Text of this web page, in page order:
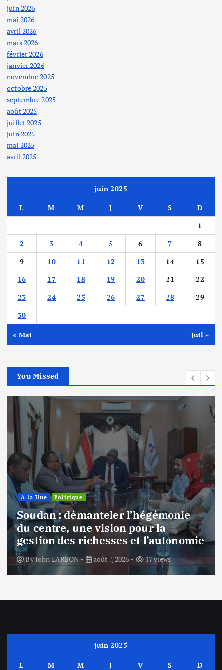
juin 2026
mai 2026
avril 2026
mars 2026
février 2026
janvier 2026
novembre 2025
octobre 2025
septembre 2025
août 2025
juillet 2025
juin 2025
mai 2025
avril 2025
juin 2025
L M M J V S
D
1
2
3 4 5 6 7
8
9
10 11 12 13 14
15
16
17 18 19 20 21
22
23
24 25 26 27 28
29
30
« Mai Juil »
You Missed
A la Une Politique
Soudan : démanteler l’hégémonie
du centre, une vision pour la
gestion des richesses et l’autonomie
ByJohn LARSON août 7, 2026 17 views
juin 2025
L M M J V S
D